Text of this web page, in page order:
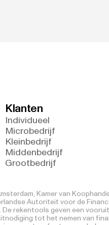
Klanten
Individueel
Microbedrijf
Kleinbedrijf
Middenbedrijf
Grootbedrijf
Kamer van
Autoriteit voor de
rekentools geven een
tot het nemen van